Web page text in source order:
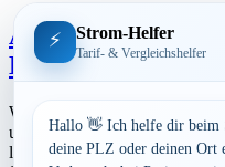
Aktuelle
Kaisersbach
Werbung Den aktuellen
ungefährend Kosten bei
lassen. Preisvergleich:
⚡ Strom-Helfer
Tarif- & Vergleichshelfer
Hallo 👋 Ich helfe dir beim
deine PLZ oder deinen Ort